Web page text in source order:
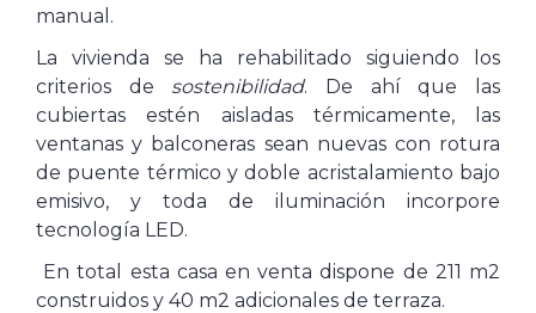
manual.
La vivienda se ha rehabilitado siguiendo los
criterios de sostenibilidad. De ahí que las
cubiertas estén aisladas térmicamente, las
ventanas y balconeras sean nuevas con rotura
de puente térmico y doble acristalamiento bajo
emisivo, y toda de iluminación incorpore
tecnología LED.
En total esta casa en venta dispone de 211 m2
construidos y 40 m2 adicionales de terraza.